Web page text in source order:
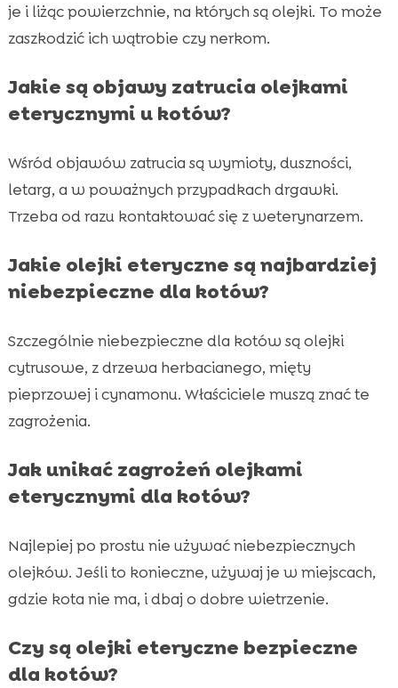
je i liżąc powierzchnie, na których są olejki. To może
zaszkodzić ich wątrobie czy nerkom.
Jakie są objawy zatrucia olejkami
eterycznymi u kotów?
Wśród objawów zatrucia są wymioty, duszności,
letarg, a w poważnych przypadkach drgawki.
Trzeba od razu kontaktować się z weterynarzem.
Jakie olejki eteryczne są najbardziej
niebezpieczne dla kotów?
Szczególnie niebezpieczne dla kotów są olejki
cytrusowe, z drzewa herbacianego, mięty
pieprzowej i cynamonu. Właściciele muszą znać te
zagrożenia.
Jak unikać zagrożeń olejkami
eterycznymi dla kotów?
Najlepiej po prostu nie używać niebezpiecznych
olejków. Jeśli to konieczne, używaj je w miejscach,
gdzie kota nie ma, i dbaj o dobre wietrzenie.
Czy są olejki eteryczne bezpieczne
dla kotów?